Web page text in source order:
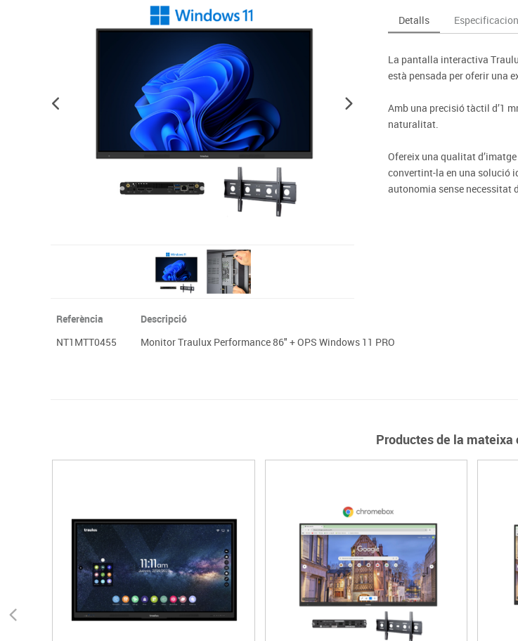
Complements d'oficina
Plastificació, enquadernació i destrucció
Dibuix tècnic i artístic
Material escolar
Construccions
Espais exteriors
Psicomotricitat
Jocs simbòlics
Matemàtiques
Mobiliari tecnològic
Monitors interactius
Videoprojecció
Taules escolars,
Penjadors, prestatges i
Detalls
La pantalla interactiva
està pensada per oferir una
Amb una precisió tàctil d’1
naturalitat.
Ofereix una qualitat
convertint-la en una solució
autonomia sense necessitat
Referència Descripció
NT1MTT0455
Monitor Traulux Performance 86" + OPS Windows 11 PRO
Productes de la mateixa